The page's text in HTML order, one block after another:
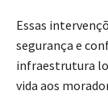
Essas
segurança e
infraestrutura
vida aos